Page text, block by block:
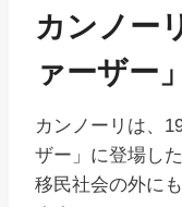
カンノー
ァーザー」
カンノーリは、
ザー」に登場し
移民社会の外に